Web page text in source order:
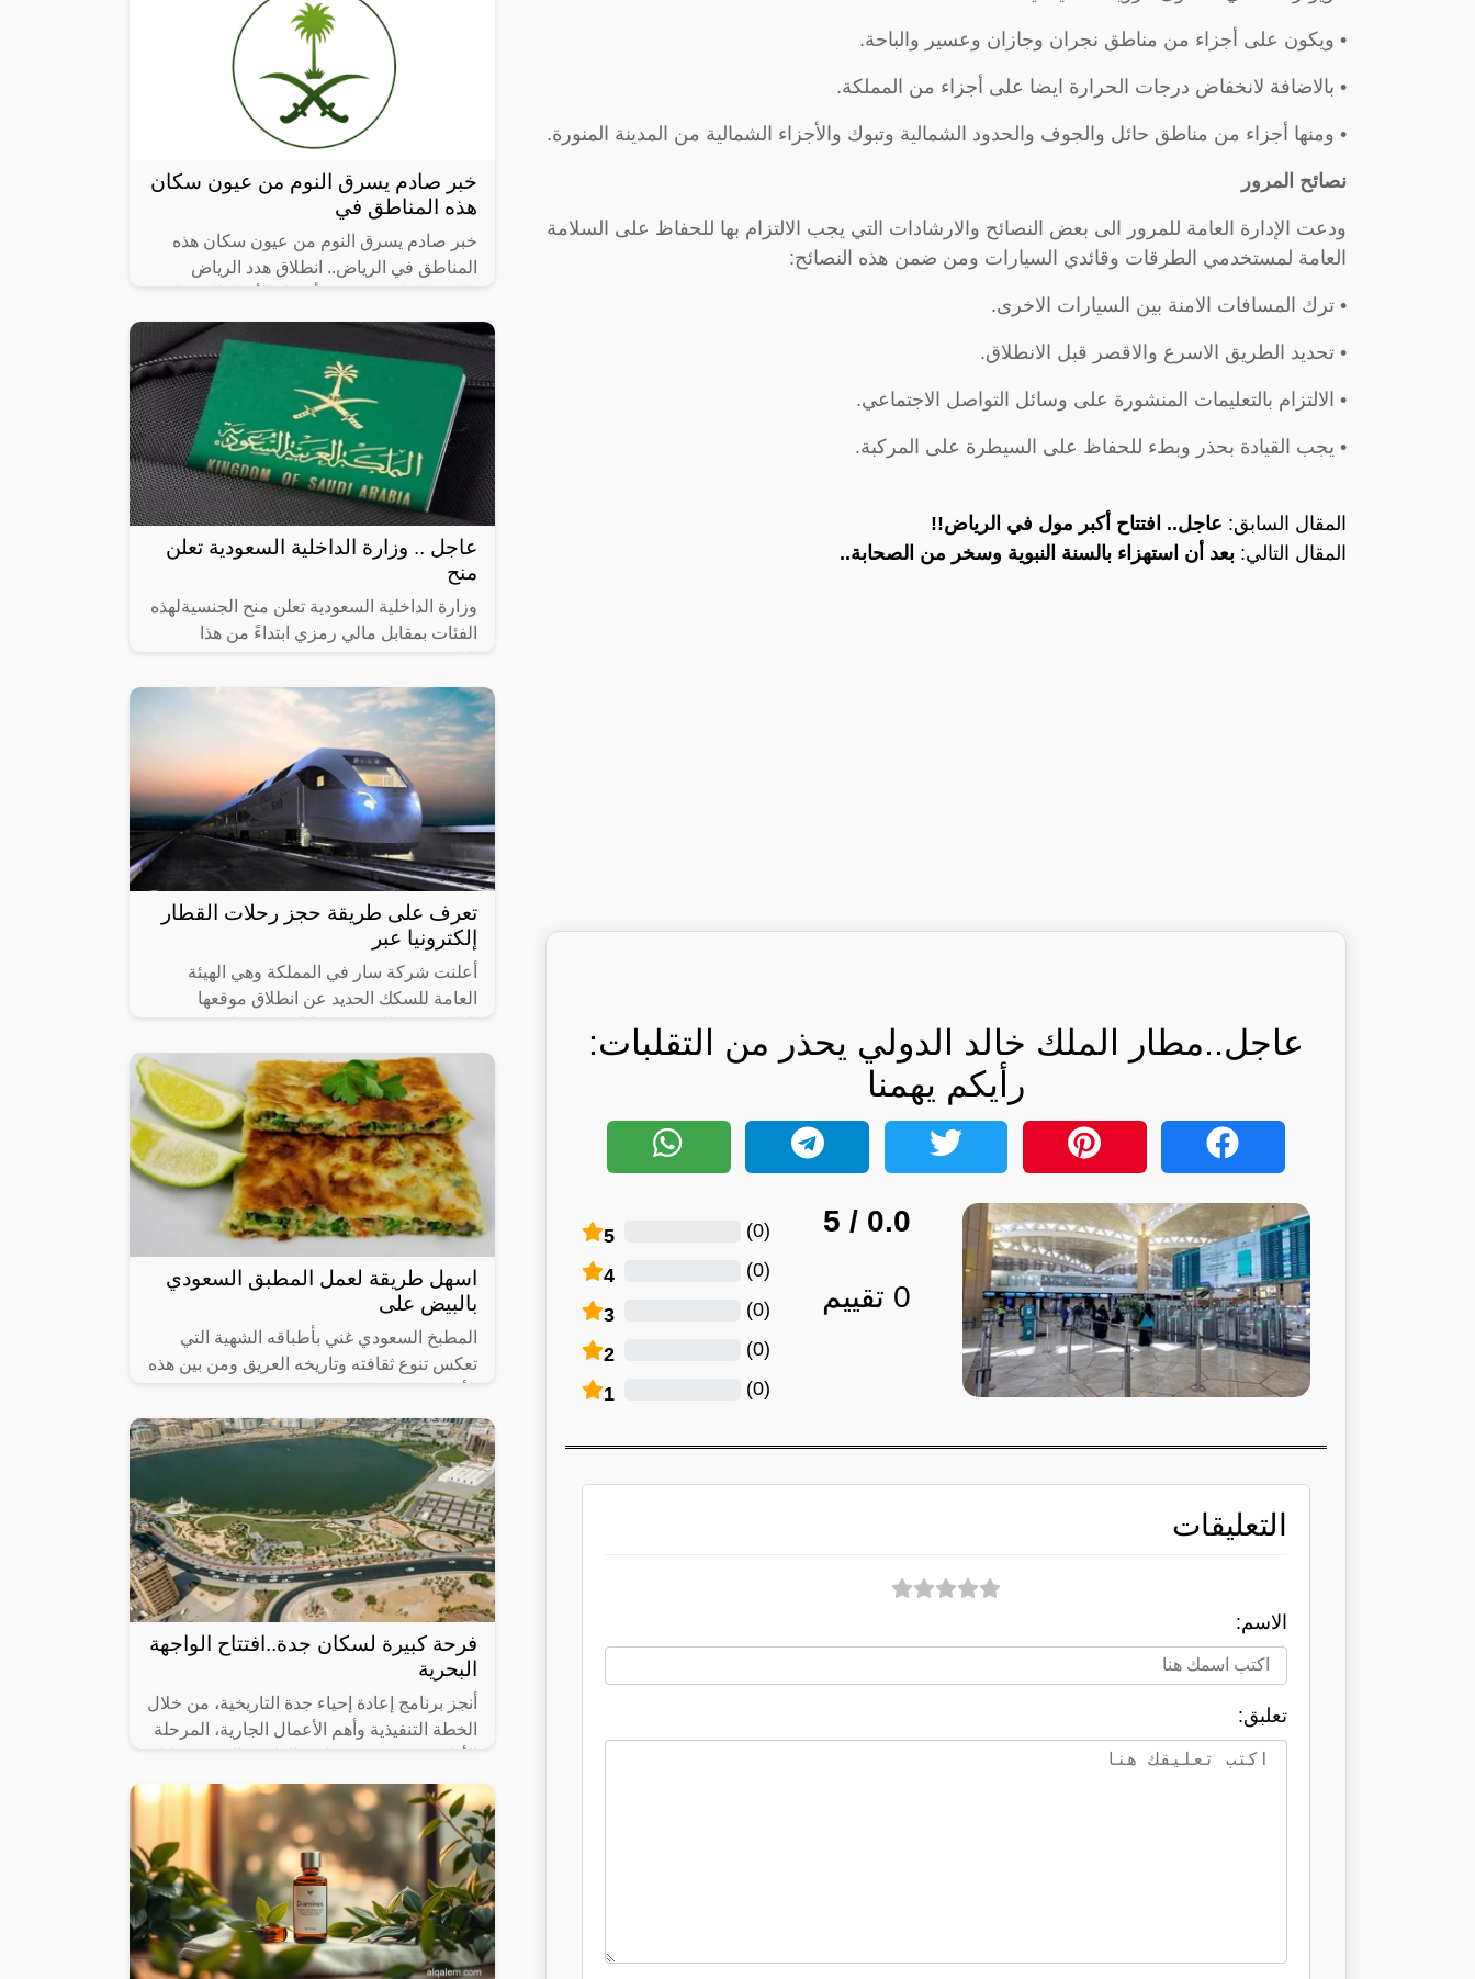
• ويكون على أجزاء من مناطق نجران وجازان وعسير والباحة.
• بالاضافة لانخفاض درجات الحرارة ايضا على أجزاء من المملكة.
• ومنها أجزاء من مناطق حائل والجوف والحدود الشمالية وتبوك والأجزاء الشمالية من المدينة المنورة.
نصائح المرور
ودعت الإدارة العامة للمرور الى بعض النصائح والارشادات التي يجب الالتزام بها للحفاظ على السلامة
العامة لمستخدمي الطرقات وقائدي السيارات ومن ضمن هذه النصائح:
• ترك المسافات الامنة بين السيارات الاخرى.
• تحديد الطريق الاسرع والاقصر قبل الانطلاق.
• الالتزام بالتعليمات المنشورة على وسائل التواصل الاجتماعي.
• يجب القيادة بحذر وبطء للحفاظ على السيطرة على المركبة.
المقال السابق: عاجل.. افتتاح أكبر مول في الرياض!!
المقال التالي: بعد أن استهزاء بالسنة النبوية وسخر من الصحابة..
عاجل..مطار الملك خالد الدولي يحذر من التقلبات:
رأيكم يهمنا
0.0
/ 5
0 تقييم
5 (
0
)
4 (
0
)
3 (
0
)
2 (
0
)
1 (
0
)
التعليقات
الاسم:
تعلبق:
خبر صادم يسرق النوم من عيون سكان
هذه المناطق في
خبر صادم يسرق النوم من عيون سكان هذه
المناطق في الرياض.. انطلاق هدد الرياض
التي سيتم إزالتها، حيث أن أماكن إزالة
عاجل .. وزارة الداخلية السعودية تعلن
منح
وزارة الداخلية السعودية تعلن منح الجنسيةلهذه
الفئات بمقابل مالي رمزي ابتداءً من هذا
تعرف على طريقة حجز رحلات القطار
إلكترونيا عبر
أعلنت شركة سار في المملكة وهي الهيئة
العامة للسكك الحديد عن انطلاق موقعها
الأشخاص حجز القطارات ومعرفة المواعيد
المختلفة لها،
اسهل طريقة لعمل المطبق السعودي
بالبيض على
المطبخ السعودي غني بأطباقه الشهية التي
تعكس تنوع ثقافته وتاريخه العريق ومن بين هذه
رقيقة محشوة بالبيض واللحم المفروم
فرحة كبيرة لسكان جدة..افتتاح الواجهة
البحرية
أنجز برنامج إعادة إحياء جدة التاريخية، من خلال
الخطة التنفيذية وأهم الأعمال الجارية، المرحلة
عام 2023، التي تضمنت